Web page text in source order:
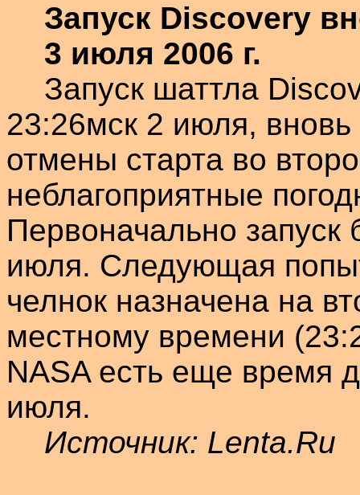
Запуск Discovery
3 июля 2006 г.
Запуск шаттла
23:26мск 2 июля,
отмены старта во
неблагоприятные
Первоначально
июля. Следующая
челнок назначена на
местному времени
NASA есть еще время
июля.
Источник: Lenta.Ru